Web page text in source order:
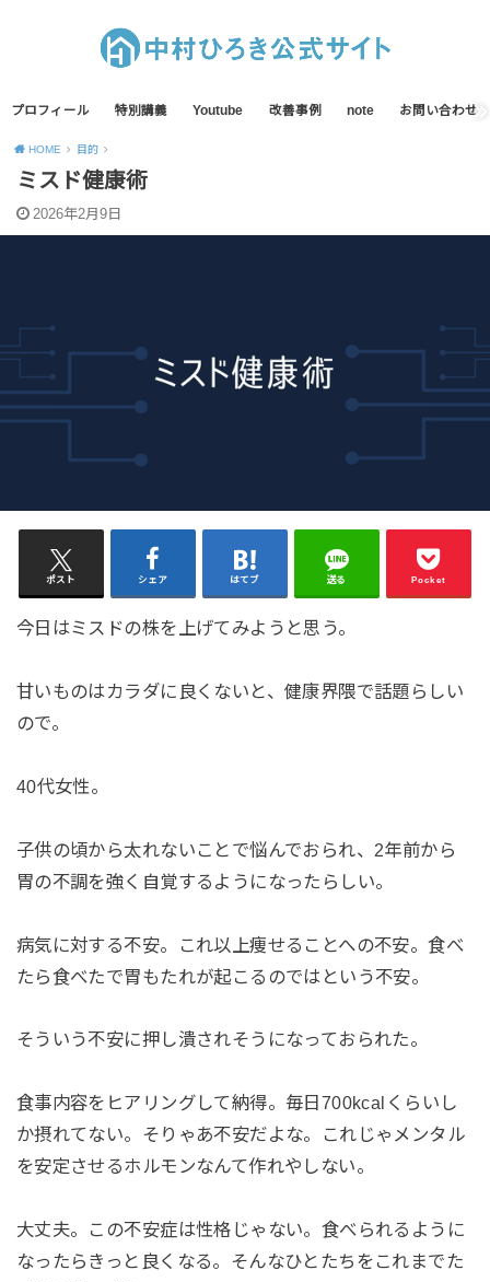
プロフィール 特別講義 Youtube 改善事例 note お問い合わせ
HOME 目的
ミスド健康術
2026年2月9日
ポスト シェア はてブ 送る Pocket
今日はミスドの株を上げてみようと思う。
甘いものはカラダに良くないと、健康界隈で話題らしい
ので。
40代女性。
子供の頃から太れないことで悩んでおられ、2年前から
胃の不調を強く自覚するようになったらしい。
病気に対する不安。これ以上痩せることへの不安。食べ
たら食べたで胃もたれが起こるのではという不安。
そういう不安に押し潰されそうになっておられた。
食事内容をヒアリングして納得。毎日700kcalくらいし
か摂れてない。そりゃあ不安だよな。これじゃメンタル
を安定させるホルモンなんて作れやしない。
大丈夫。この不安症は性格じゃない。食べられるように
なったらきっと良くなる。そんなひとたちをこれまでた